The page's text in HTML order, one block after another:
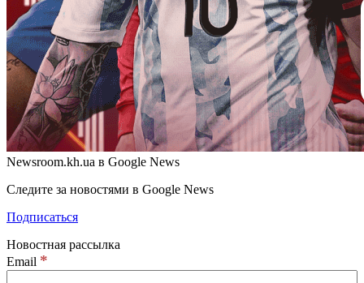
Newsroom.kh.ua в Google News
Следите за новостями в Google News
Подписаться
Новостная рассылка
Email *